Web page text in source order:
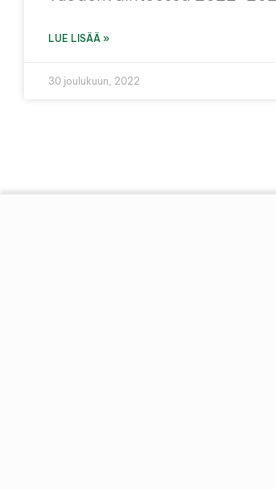
LUE LISÄÄ »
30 joulukuun, 2022